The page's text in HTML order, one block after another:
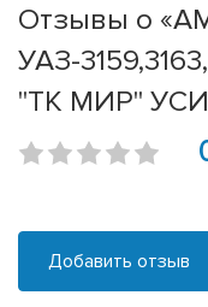
Отзывы о
УАЗ-
"ТК МИР"
Добавить отзыв